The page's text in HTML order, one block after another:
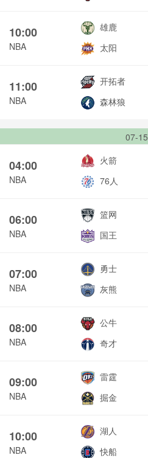
10:00
NBA
雄鹿
太阳
11:00
NBA
开拓者
森林狼
07-15
04:00
NBA
火箭
76人
06:00
NBA
篮网
国王
07:00
NBA
勇士
灰熊
08:00
NBA
公牛
奇才
09:00
NBA
雷霆
掘金
10:00
NBA
湖人
快船